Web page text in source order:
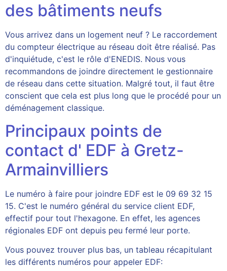
des bâtiments neufs
Vous arrivez dans un logement neuf ? Le raccordement
du compteur électrique au réseau doit être réalisé. Pas
d'inquiétude, c'est le rôle d'ENEDIS. Nous vous
recommandons de joindre directement le gestionnaire
de réseau dans cette situation. Malgré tout, il faut être
conscient que cela est plus long que le procédé pour un
déménagement classique.
Principaux points de
contact d' EDF à Gretz-
Armainvilliers
Le numéro à faire pour joindre EDF est le 09 69 32 15
15. C'est le numéro général du service client EDF,
effectif pour tout l'hexagone. En effet, les agences
régionales EDF ont depuis peu fermé leur porte.
Vous pouvez trouver plus bas, un tableau récapitulant
les différents numéros pour appeler EDF: